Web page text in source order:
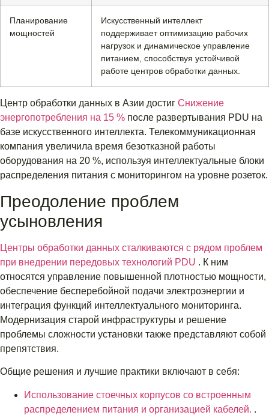
Планирование
мощностей
Искусственный интеллект
поддерживает оптимизацию рабочих
нагрузок и динамическое управление
питанием, способствуя устойчивой
работе центров обработки данных.
Центр обработки данных в Азии достиг Снижение
энергопотребления на 15 % после развертывания PDU на
базе искусственного интеллекта. Телекоммуникационная
компания увеличила время безотказной работы
оборудования на 20 %, используя интеллектуальные блоки
распределения питания с мониторингом на уровне розеток.
Преодоление проблем
усыновления
Центры обработки данных сталкиваются с рядом проблем
при внедрении передовых технологий PDU . К ним
относятся управление повышенной плотностью мощности,
обеспечение бесперебойной подачи электроэнергии и
интеграция функций интеллектуального мониторинга.
Модернизация старой инфраструктуры и решение
проблемы сложности установки также представляют собой
препятствия.
Общие решения и лучшие практики включают в себя:
Использование стоечных корпусов со встроенным
распределением питания и организацией кабелей. .